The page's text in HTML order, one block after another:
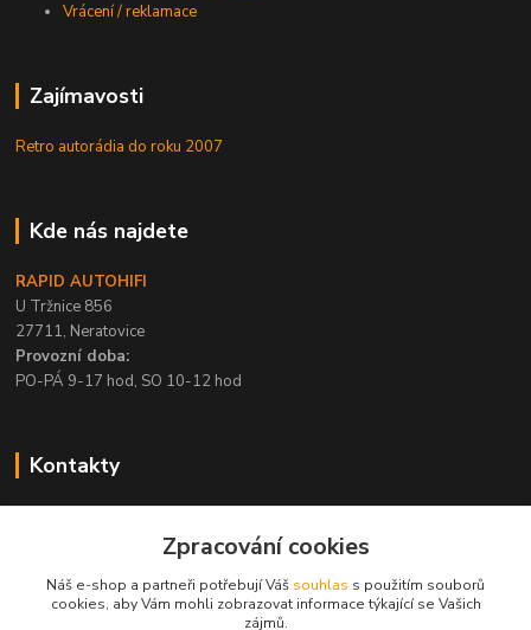
Vrácení / reklamace
Zajímavosti
Retro autorádia do roku 2007
Kde nás najdete
RAPID AUTOHIFI
U Tržnice 856
27711, Neratovice
Provozní doba:
PO-PÁ 9-17 hod, SO 10-12 hod
Kontakty
PO-PÁ / 9-17 hod, SO 10-12 hod
info@rapid-autohifi.com
Zpracování cookies
Náš e-shop a partneři potřebují Váš souhlas s použitím souborů
cookies, aby Vám mohli zobrazovat informace týkající se Vašich
zájmů.